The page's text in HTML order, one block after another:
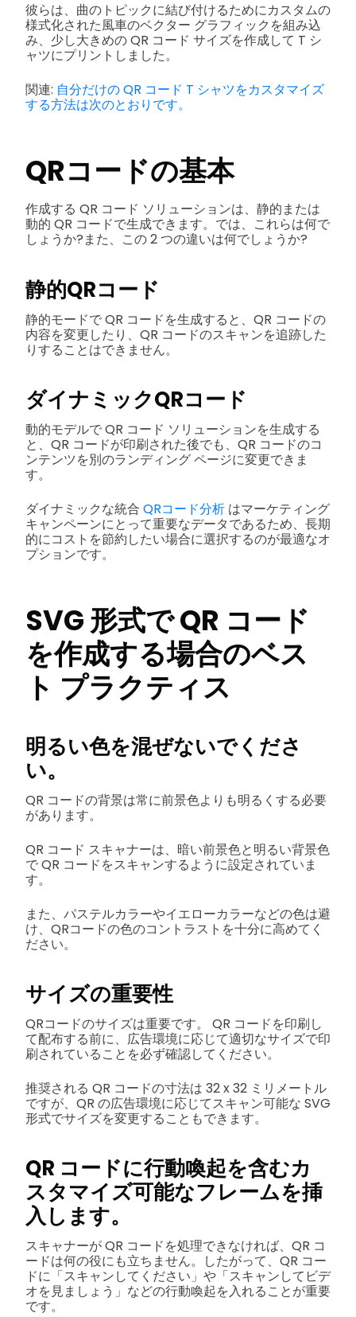
彼らは、曲のトピックに結び付けるためにカスタムの
様式化された風車のベクター グラフィックを組み込
み、少し大きめの QR コード サイズを作成して T シ
ャツにプリントしました。
関連: 自分だけの QR コード T シャツをカスタマイズ
する方法は次のとおりです。
QRコードの基本
作成する QR コード ソリューションは、静的または
動的 QR コードで生成できます。では、これらは何で
しょうか?また、この 2 つの違いは何でしょうか?
静的QRコード
静的モードで QR コードを生成すると、QR コードの
内容を変更したり、QR コードのスキャンを追跡した
りすることはできません。
ダイナミックQRコード
動的モデルで QR コード ソリューションを生成する
と、QR コードが印刷された後でも、QR コードのコ
ンテンツを別のランディング ページに変更できま
す。
ダイナミックな統合 QRコード分析 はマーケティング
キャンペーンにとって重要なデータであるため、長期
的にコストを節約したい場合に選択するのが最適なオ
プションです。
SVG 形式で QR コード
を作成する場合のベス
ト プラクティス
明るい色を混ぜないでくださ
い。
QR コードの背景は常に前景色よりも明るくする必要
があります。
QR コード スキャナーは、暗い前景色と明るい背景色
で QR コードをスキャンするように設定されていま
す。
また、パステルカラーやイエローカラーなどの色は避
け、QRコードの色のコントラストを十分に高めてく
ださい。
サイズの重要性
QRコードのサイズは重要です。 QR コードを印刷し
て配布する前に、広告環境に応じて適切なサイズで印
刷されていることを必ず確認してください。
推奨される QR コードの寸法は 32 x 32 ミリメートル
ですが、QR の広告環境に応じてスキャン可能な SVG
形式でサイズを変更することもできます。
QR コードに行動喚起を含むカ
スタマイズ可能なフレームを挿
入します。
スキャナーが QR コードを処理できなければ、QR コ
ードは何の役にも立ちません。したがって、QR コー
ドに「スキャンしてください」や「スキャンしてビデ
オを見ましょう」などの行動喚起を入れることが重要
です。